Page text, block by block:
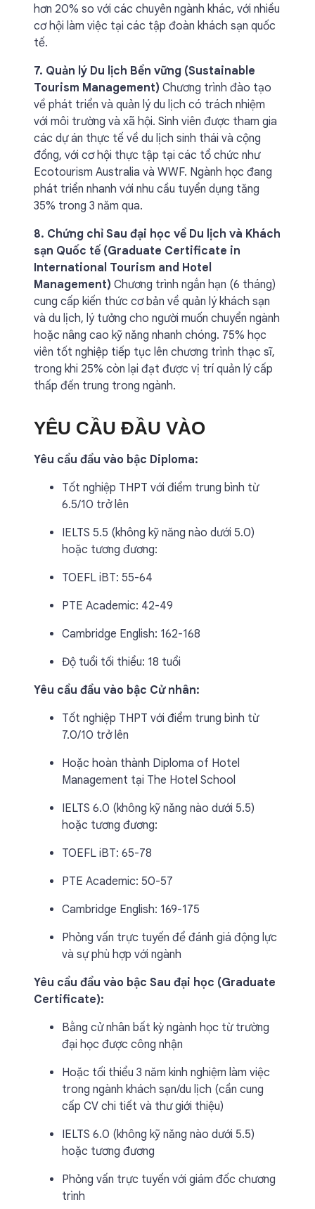
hơn 20% so với các chuyên ngành khác, với nhiều
cơ hội làm việc tại các tập đoàn khách sạn quốc
tế.
7. Quản lý Du lịch Bền vững (Sustainable
Tourism Management) Chương trình đào tạo
về phát triển và quản lý du lịch có trách nhiệm
với môi trường và xã hội. Sinh viên được tham gia
các dự án thực tế về du lịch sinh thái và cộng
đồng, với cơ hội thực tập tại các tổ chức như
Ecotourism Australia và WWF. Ngành học đang
phát triển nhanh với nhu cầu tuyển dụng tăng
35% trong 3 năm qua.
8. Chứng chỉ Sau đại học về Du lịch và Khách
sạn Quốc tế (Graduate Certificate in
International Tourism and Hotel
Management) Chương trình ngắn hạn (6 tháng)
cung cấp kiến thức cơ bản về quản lý khách sạn
và du lịch, lý tưởng cho người muốn chuyển ngành
hoặc nâng cao kỹ năng nhanh chóng. 75% học
viên tốt nghiệp tiếp tục lên chương trình thạc sĩ,
trong khi 25% còn lại đạt được vị trí quản lý cấp
thấp đến trung trong ngành.
YÊU CẦU ĐẦU VÀO
Yêu cầu đầu vào bậc Diploma:
Tốt nghiệp THPT với điểm trung bình từ
6.5/10 trở lên
IELTS 5.5 (không kỹ năng nào dưới 5.0)
hoặc tương đương:
TOEFL iBT: 55-64
PTE Academic: 42-49
Cambridge English: 162-168
Độ tuổi tối thiểu: 18 tuổi
Yêu cầu đầu vào bậc Cử nhân:
Tốt nghiệp THPT với điểm trung bình từ
7.0/10 trở lên
Hoặc hoàn thành Diploma of Hotel
Management tại The Hotel School
IELTS 6.0 (không kỹ năng nào dưới 5.5)
hoặc tương đương:
TOEFL iBT: 65-78
PTE Academic: 50-57
Cambridge English: 169-175
Phỏng vấn trực tuyến để đánh giá động lực
và sự phù hợp với ngành
Yêu cầu đầu vào bậc Sau đại học (Graduate
Certificate):
Bằng cử nhân bất kỳ ngành học từ trường
đại học được công nhận
Hoặc tối thiểu 3 năm kinh nghiệm làm việc
trong ngành khách sạn/du lịch (cần cung
cấp CV chi tiết và thư giới thiệu)
IELTS 6.0 (không kỹ năng nào dưới 5.5)
hoặc tương đương
Phỏng vấn trực tuyến với giám đốc chương
trình